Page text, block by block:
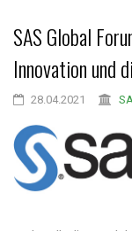
SAS Global
Innovation und
28.04.2021